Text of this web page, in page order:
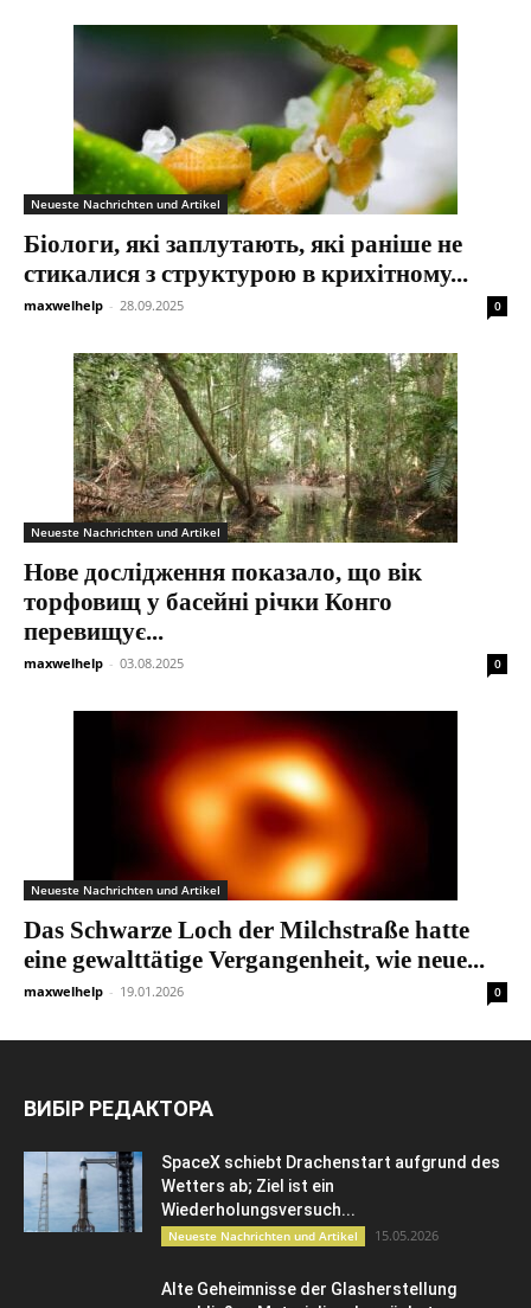
Neueste Nachrichten und Artikel
Біологи, які заплутають, які раніше не
стикалися з структурою в крихітному...
maxwelhelp - 28.09.2025 0
Neueste Nachrichten und Artikel
Нове дослідження показало, що вік
торфовищ у басейні річки Конго
перевищує...
maxwelhelp - 03.08.2025 0
Neueste Nachrichten und Artikel
Das Schwarze Loch der Milchstraße hatte
eine gewalttätige Vergangenheit, wie neue...
maxwelhelp - 19.01.2026 0
ВИБІР РЕДАКТОРА
SpaceX schiebt Drachenstart aufgrund des
Wetters ab; Ziel ist ein
Wiederholungsversuch...
Neueste Nachrichten und Artikel 15.05.2026
Alte Geheimnisse der Glasherstellung